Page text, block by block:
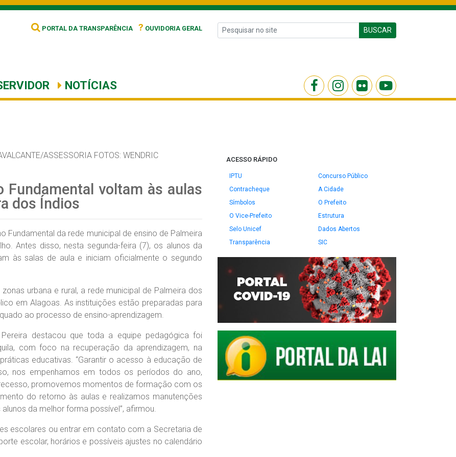
PORTAL DA TRANSPARÊNCIA ? OUVIDORIA GERAL BUSCAR
NOTÍCIAS
ASSESSORIA FOTOS: WENDRIC
Fundamental voltam às aulas
dos Índios
Fundamental da rede municipal de ensino de Palmeira
Antes disso, nesta segunda-feira (7), os alunos da
às salas de aula e iniciam oficialmente o segundo
urbana e rural, a rede municipal de Palmeira dos
em Alagoas. As instituições estão preparadas para
ao processo de ensino-aprendizagem.
destacou que toda a equipe pedagógica foi
com foco na recuperação da aprendizagem, na
educativas. “Garantir o acesso à educação de
nos empenhamos em todos os períodos do ano,
promovemos momentos de formação com os
do retorno às aulas e realizamos manutenções
da melhor forma possível”, afirmou.
escolares ou entrar em contato com a Secretaria de
escolar, horários e possíveis ajustes no calendário
ACESSO RÁPIDO
IPTU
Concurso Público
Contracheque
A Cidade
Símbolos
O Prefeito
O Vice-Prefeito
Estrutura
Selo Unicef
Dados Abertos
Transparência
SIC